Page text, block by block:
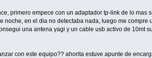
primero empece con un adaptador tp-link de lo mas
en el dia no detectaba nada, luego me compre
una antena yagi y un cable usb activo de 10mt
con este equipo?? ahorita estuve apunte de